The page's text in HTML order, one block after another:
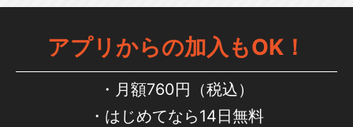
アプリからの加入もOK！
月額760円（税込）
はじめてなら14日無料